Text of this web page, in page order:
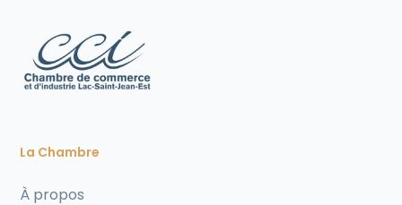
La Chambre
À propos